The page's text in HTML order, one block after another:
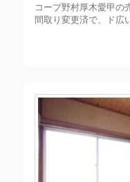
コープ野村厚木愛甲
間取り変更済で、ド広